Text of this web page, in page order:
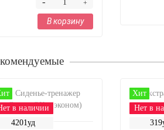
+
В корзину
в наличии
4201уд
Хит
Нет в